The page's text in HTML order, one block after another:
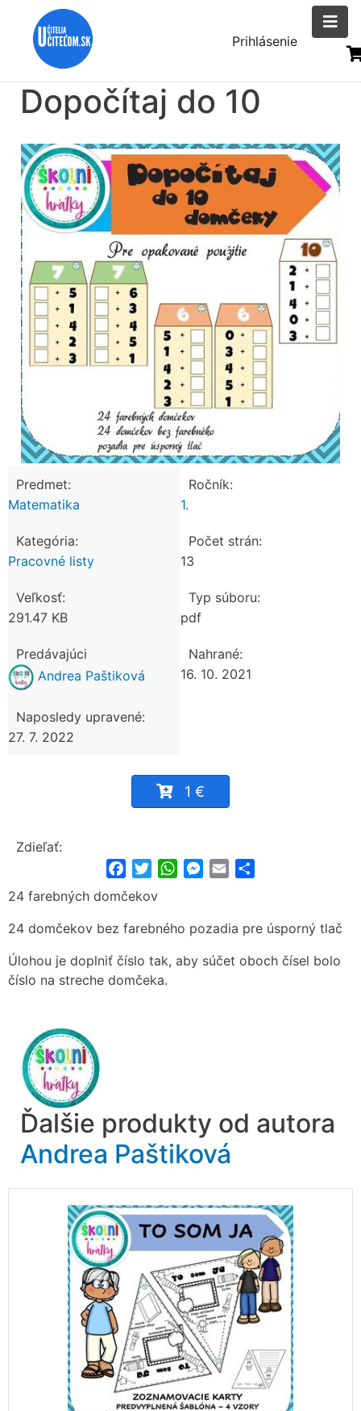
Menu
účtu
Prihlásenie
Dopočítaj do 10
Predmet:
Matematika
Ročník:
1.
Kategória:
Pracovné listy
Počet strán:
13
Veľkosť:
291.47 KB
Typ súboru:
pdf
Predávajúci
Andrea Paštiková
Nahrané:
16. 10. 2021
Naposledy upravené:
27. 7. 2022
1 €
Zdieľať:
FacebookTwitterWhatsApp
Messenger
Email
24 farebných domčekov
24 domčekov bez farebného pozadia pre úsporný tlač
Úlohou je doplniť číslo tak, aby súčet oboch čísel bolo
číslo na streche domčeka.
Ďalšie produkty od autora
Andrea Paštiková